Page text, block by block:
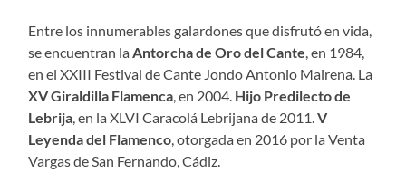
Entre los innumerables galardones que disfrutó en vida,
se encuentran la Antorcha de Oro del Cante , en 1984,
en el XXIII Festival de Cante Jondo Antonio Mairena. La
XV Giraldilla Flamenca , en 2004. Hijo Predilecto de
Lebrija , en la XLVI Caracolá Lebrijana de 2011.V
Leyenda del Flamenco , otorgada en 2016 por la Venta
Vargas de San Fernando, Cádiz.